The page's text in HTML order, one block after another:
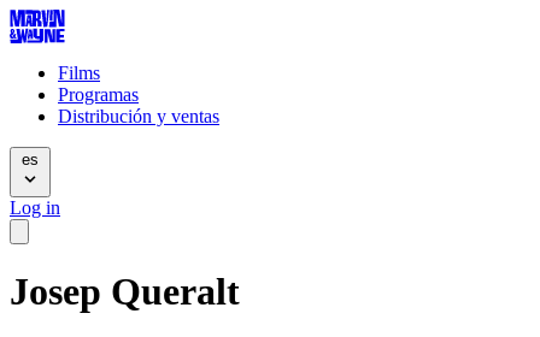
Films
Programas
Distribución y ventas
es
Log in
Josep Queralt